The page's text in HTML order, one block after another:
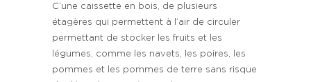
C’une caissette en bois, de plusieurs
étagères qui permettent à l’air de circuler
permettant de stocker les fruits et les
légumes, comme les navets, les poires, les
pommes et les pommes de terre sans risque